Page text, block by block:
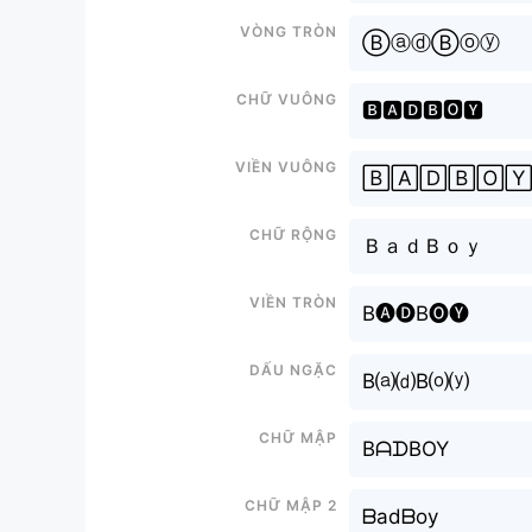
Vòng tròn
ⒷⓐⓓⒷⓞⓨ
Chữ vuông
🅱🅰🅳🅱🅾🆈
Viền vuông
🄱🄰🄳🄱🄾🅈
Chữ rộng
ＢａｄＢｏｙ
Viền tròn
B🅐🅓B🅞🅨
Dấu ngặc
B⒜⒟B⒪⒴
Chữ mập
BᗩᗪBOY
Chữ mập 2
ᗷadᗷoy